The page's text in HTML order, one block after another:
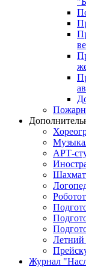
АРТ-
Летний
Журнал